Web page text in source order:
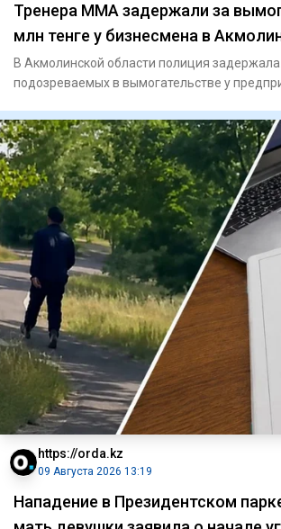
Тренера ММА задержали за
млн тенге у бизнесмена в
В Акмолинской области полиция
подозреваемых в вымогательстве у
https://orda.kz
09 Августа 2026 13:19
Нападение в Президентском